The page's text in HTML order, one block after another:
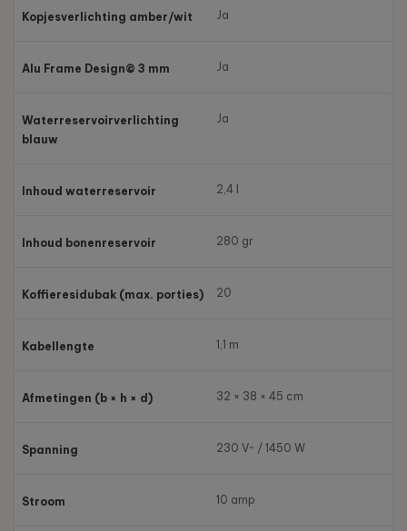
Kopjesverlichting amber/wit Ja
Alu Frame Design© 3 mm Ja
Waterreservoirverlichting
blauw
Ja
Inhoud waterreservoir 2,4 l
Inhoud bonenreservoir 280 gr
Koffieresidubak (max. porties) 20
Kabellengte 1,1 m
Afmetingen (b × h × d) 32 × 38 × 45 cm
Spanning 230 V~ / 1450 W
Stroom 10 amp